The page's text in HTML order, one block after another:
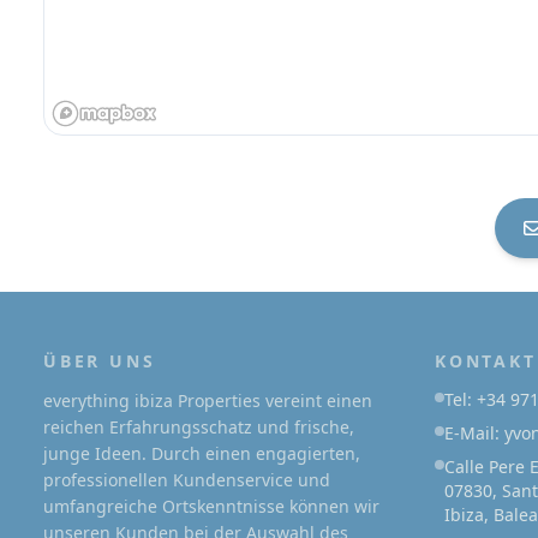
ÜBER UNS
everything ibiza Properties vereint einen
reichen Erfahrungsschatz und frische,
junge Ideen. Durch einen engagierten,
professionellen Kundenservice und
umfangreiche Ortskenntnisse können wir
unseren Kunden bei der Auswahl des
Tel: +34
E-Mail:
Calle Pere
07830,
Ibiza,